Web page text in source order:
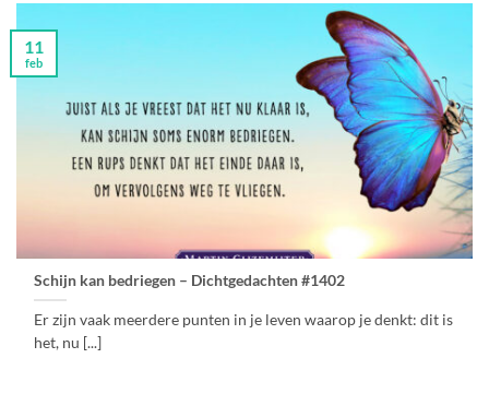
Schijn kan bedriegen – Dichtgedachten #1402
Er zijn vaak meerdere punten in je leven waarop je denkt: dit is
het, nu [...]
11
feb